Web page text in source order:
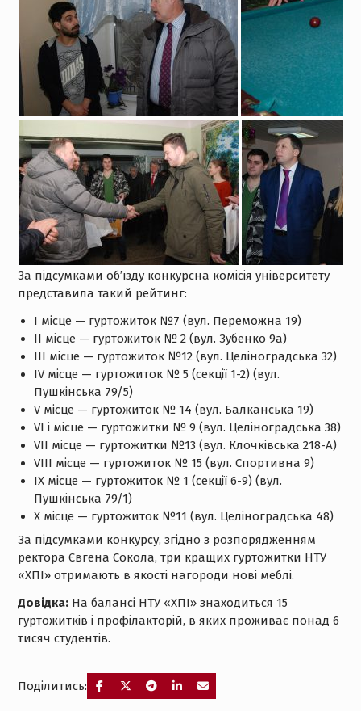
За підсумками об’їзду конкурсна комісія університету
представила такий рейтинг:
I місце — гуртожиток №7 (вул. Переможна 19)
II місце — гуртожиток № 2 (вул. Зубенко 9а)
III місце — гуртожиток №12 (вул. Целіноградська 32)
IV місце — гуртожиток № 5 (секції 1-2) (вул.
Пушкінська 79/5)
V місце — гуртожиток № 14 (вул. Балканська 19)
VI і місце — гуртожитки № 9 (вул. Целіноградська 38)
VII місце — гуртожитки №13 (вул. Клочківська 218-А)
VIII місце — гуртожиток № 15 (вул. Спортивна 9)
IХ місце — гуртожиток № 1 (секції 6-9) (вул.
Пушкінська 79/1)
Х місце — гуртожиток №11 (вул. Целіноградська 48)
За підсумками конкурсу, згідно з розпорядженням
ректора Євгена Сокола, три кращих гуртожитки НТУ
«ХПІ» отримають в якості нагороди нові меблі.
Довідка:На балансі НТУ «ХПІ» знаходиться 15
гуртожитків і профілакторій, в яких проживає понад 6
тисяч студентів.
Поділитись: